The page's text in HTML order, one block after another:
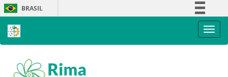
Skip
navigation
BRASIL